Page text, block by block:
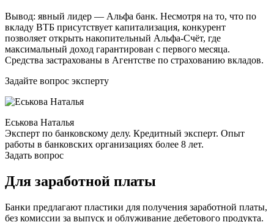
Вывод: явный лидер — Альфа банк. Несмотря на то, что по
вкладу ВТБ присутствует капитализация, конкурент
позволяет открыть накопительный Альфа-Счёт, где
максимальный доход гарантирован с первого месяца.
Средства застрахованы в Агентстве по страхованию вкладов.
Задайте вопрос эксперту
Еськова Наталья
Эксперт по банковскому делу. Кредитный эксперт. Опыт
работы в банковских организациях более 8 лет.
Задать вопрос
Для заработной платы
Банки предлагают пластики для получения заработной платы,
без комиссии за выпуск и облуживание дебетового продукта.